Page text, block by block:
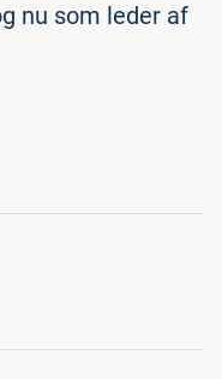
nu som leder af